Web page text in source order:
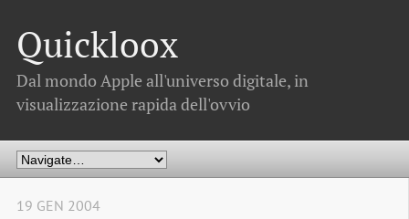
Quickloox
Dal mondo Apple all'universo digitale, in
visualizzazione rapida dell'ovvio
19 GEN 2004